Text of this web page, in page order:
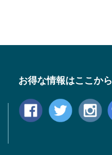
お得な情報はここから